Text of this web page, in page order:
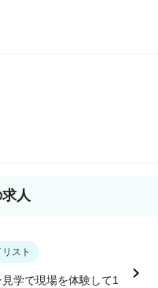
人
スト
学で現場を体験して1